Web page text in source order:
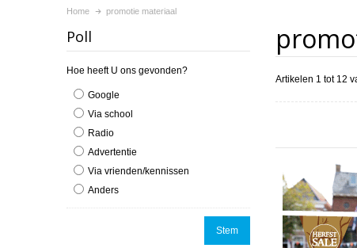
Home promotie materiaal
Artikelen 1 tot 12
Poll
Hoe heeft U ons gevonden?
Google
Via school
Radio
Advertentie
Via vrienden/kennissen
Anders
Stem